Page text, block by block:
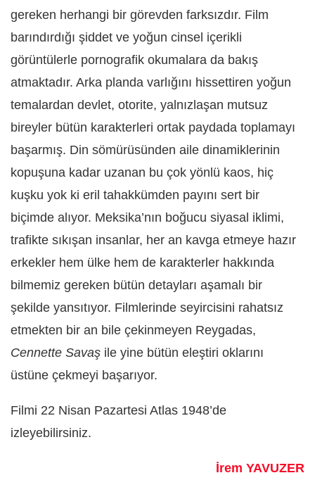
gereken herhangi bir görevden farksızdır. Film
barındırdığı şiddet ve yoğun cinsel içerikli
görüntülerle pornografik okumalara da bakış
atmaktadır. Arka planda varlığını hissettiren yoğun
temalardan devlet, otorite, yalnızlaşan mutsuz
bireyler bütün karakterleri ortak paydada toplamayı
başarmış. Din sömürüsünden aile dinamiklerinin
kopuşuna kadar uzanan bu çok yönlü kaos, hiç
kuşku yok ki eril tahakkümden payını sert bir
biçimde alıyor. Meksika’nın boğucu siyasal iklimi,
trafikte sıkışan insanlar, her an kavga etmeye hazır
erkekler hem ülke hem de karakterler hakkında
bilmemiz gereken bütün detayları aşamalı bir
şekilde yansıtıyor. Filmlerinde seyircisini rahatsız
etmekten bir an bile çekinmeyen Reygadas,
Cennette Savaş ile yine bütün eleştiri oklarını
üstüne çekmeyi başarıyor.
Filmi 22 Nisan Pazartesi Atlas 1948’de
izleyebilirsiniz.
İrem YAVUZER